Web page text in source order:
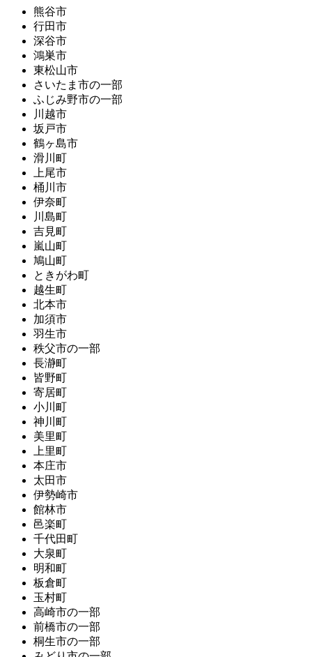
熊谷市
行田市
深谷市
鴻巣市
東松山市
さいたま市の一部
ふじみ野市の一部
川越市
坂戸市
鶴ヶ島市
滑川町
上尾市
桶川市
伊奈町
川島町
吉見町
嵐山町
鳩山町
ときがわ町
越生町
北本市
加須市
羽生市
秩父市の一部
長瀞町
皆野町
寄居町
小川町
神川町
美里町
上里町
本庄市
太田市
伊勢崎市
館林市
邑楽町
千代田町
大泉町
明和町
板倉町
玉村町
高崎市の一部
前橋市の一部
桐生市の一部